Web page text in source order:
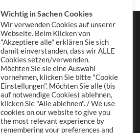
Wichtig in Sachen Cookies
Wir verwenden Cookies auf unserer
Webseite. Beim Klicken von
"Akzeptiere alle" erklären Sie sich
damit einverstanden, dass wir ALLE
Cookies setzen/verwenden.
Möchten Sie sie eine Auswahl
vornehmen, klicken Sie bitte "Cookie
Einstellungen". Möchten Sie alle (bis
auf notwendige Cookies) ablehnen,
klicken Sie "Alle ablehnen". / We use
cookies on our website to give you
the most relevant experience by
remembering your preferences and